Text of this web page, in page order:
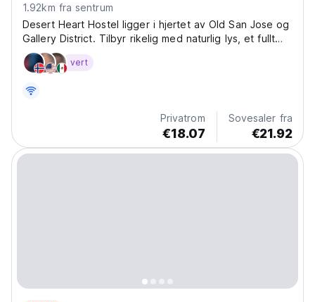
1.92km fra sentrum
Desert Heart Hostel ligger i hjertet av Old San Jose og
Gallery District. Tilbyr rikelig med naturlig lys, et fullt
utstyrt kjøkken, flere fellesarealer, en hengekøye og
en spiselig hage.
vert
Privatrom
€18.07
Sovesaler fra
€21.92